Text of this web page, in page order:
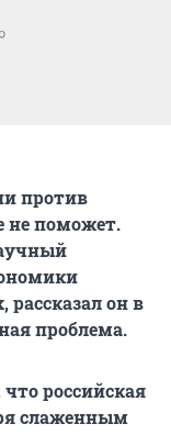
против
не поможет.
рассказал он в
проблема.
российская
слаженным